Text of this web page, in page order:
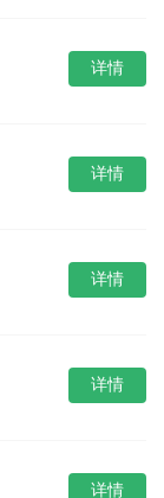
详情
详情
详情
详情
详情